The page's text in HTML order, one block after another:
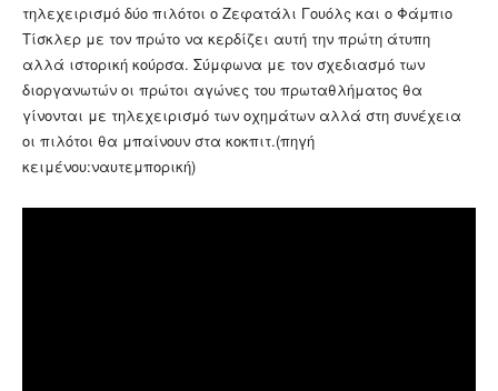
τηλεχειρισμό δύο πιλότοι ο Ζεφατάλι Γουόλς και ο Φάμπιο
Τίσκλερ με τον πρώτο να κερδίζει αυτή την πρώτη άτυπη
αλλά ιστορική κούρσα. Σύμφωνα με τον σχεδιασμό των
διοργανωτών οι πρώτοι αγώνες του πρωταθλήματος θα
γίνονται με τηλεχειρισμό των οχημάτων αλλά στη συνέχεια
οι πιλότοι θα μπαίνουν στα κοκπιτ.(πηγή
κειμένου:ναυτεμπορική)